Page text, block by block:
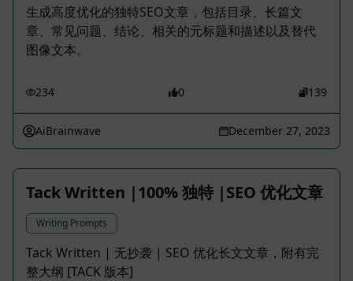
生成高度优化的独特SEO文章，包括目录、长篇文
章、常见问题、结论、相关的元标题和描述以及替代
图像文本。
234 0 139
AiBrainwave December 27, 2023
Tack Written |100% 独特 |SEO 优化文章
Writing Prompts
Tack Written | 无抄袭 | SEO 优化长文文章，附有完
整大纲 [TACK 版本]